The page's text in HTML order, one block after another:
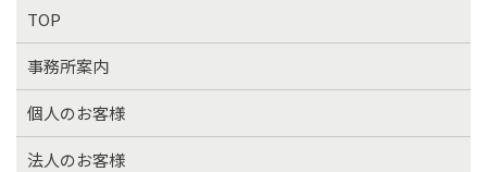
TOP
事務所案内
個人のお客様
法人のお客様